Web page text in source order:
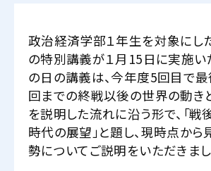
政治経済学部１年生を対象にし
の特別講義が１月15日に実施い
の日の講義は、今年度5回目で最
回までの終戦以後の世界の動き
を説明した流れに沿う形で、「
時代の展望」と題し、現時点か
勢についてご説明をいただきまし